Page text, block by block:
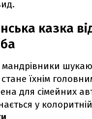
казка
їхнім
для сімейних
у